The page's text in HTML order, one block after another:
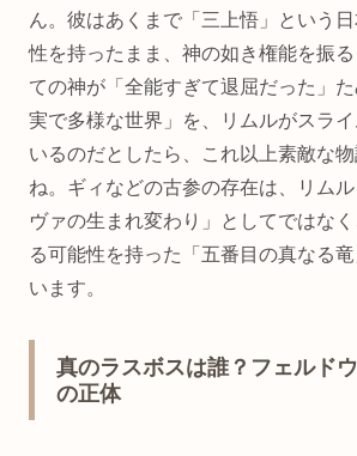
ん。彼はあくまで「三上悟」という
性を持ったまま、神の如き権能を振
ての神が「全能すぎて退屈だった」
実で多様な世界」を、リムルがスラ
いるのだとしたら、これ以上素敵な
ね。ギィなどの古参の存在は、リム
ヴァの生まれ変わり」としてではな
る可能性を持った「五番目の真なる
います。
真のラスボスは誰？フェルド
の正体